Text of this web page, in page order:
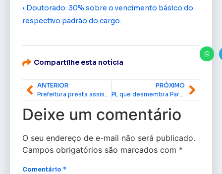
• Doutorado: 30% sobre o vencimento básico do
respectivo padrão do cargo.
Compartilhe esta notícia
ANTERIOR
Prefeitura presta assistência às vítimas do incêndio na Zona Norte de Macapá; 40 pessoas tiveram as casas destruídas
PRÓXIMO
PL que desmembra Parque do Tumucumaque é aprovado pela CCJ; ‘Oiapoque só tem 2,4% da sua área. Imagine como fazer agricultura?’, diz Lucas Barreto
Deixe um comentário
O seu endereço de e-mail não será publicado.
Campos obrigatórios são marcados com *
Comentário *